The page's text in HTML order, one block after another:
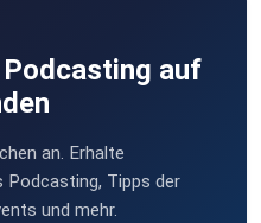
Podcasting auf
an. Erhalte
Podcasting, Tipps der
und mehr.